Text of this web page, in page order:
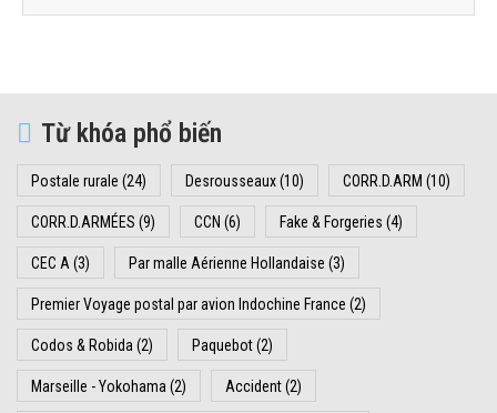
Từ khóa phổ biến
Postale rurale (24) Desrousseaux(10) CORR.D.ARM (10)
CORR.D.ARMÉES (9) CCN (6) Fake & Forgeries (4)
CEC A (3) Par malle Aérienne Hollandaise (3)
Premier Voyage postal par avion Indochine France (2)
Codos & Robida (2) Paquebot(2)
Marseille - Yokohama (2) Accident(2)